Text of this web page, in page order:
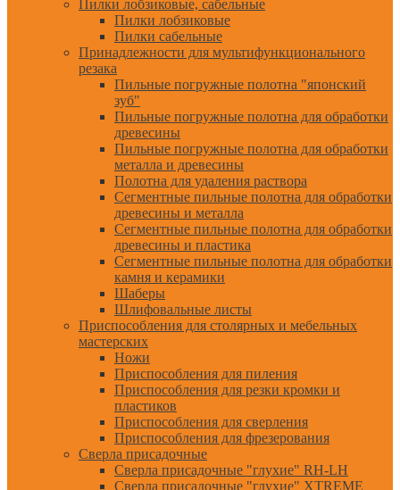
Пилки лобзиковые, сабельные
Пилки лобзиковые
Пилки сабельные
Принадлежности для мультифункционального
резака
Пильные погружные полотна "японский
зуб"
Пильные погружные полотна для обработки
древесины
Пильные погружные полотна для обработки
металла и древесины
Полотна для удаления раствора
Сегментные пильные полотна для обработки
древесины и металла
Сегментные пильные полотна для обработки
древесины и пластика
Сегментные пильные полотна для обработки
камня и керамики
Шаберы
Шлифовальные листы
Приспособления для столярных и мебельных
мастерских
Ножи
Приспособления для пиления
Приспособления для резки кромки и
пластиков
Приспособления для сверления
Приспособления для фрезерования
Сверла присадочные
Сверла присадочные "глухие" RH-LH
Сверла присадочные "глухие" XTREME